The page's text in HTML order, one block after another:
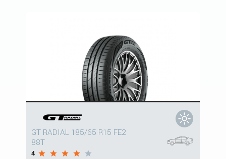
GT RADIAL 185/65 R15 FE2
88T
4